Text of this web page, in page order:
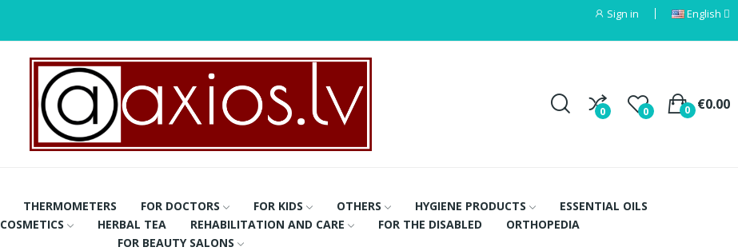
Sign in English
0 0 €0.00
0
THERMOMETERS FOR DOCTORS FOR KIDS OTHERS HYGIENE PRODUCTS
ESSENTIAL OILS
COSMETICS HERBAL TEA REHABILITATION AND CARE FOR THE DISABLED
ORTHOPEDIA
FOR BEAUTY SALONS